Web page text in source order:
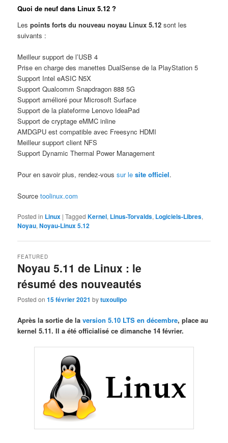
Quoi de neuf dans Linux 5.12 ?
Lespoints forts du nouveau noyau Linux 5.12 sont les
suivants :
Meilleur support de l’USB 4
Prise en charge des manettes DualSense de la PlayStation 5
Support Intel eASIC N5X
Support Qualcomm Snapdragon 888 5G
Support amélioré pour Microsoft Surface
Support de la plateforme Lenovo IdeaPad
Support de cryptage eMMC inline
AMDGPU est compatible avec Freesync HDMI
Meilleur support client NFS
Support Dynamic Thermal Power Management
Pour en savoir plus, rendez-voussur lesite officiel.
Sourcetoolinux.com
Posted in Linux |Tagged Kernel, Linus-Torvalds, Logiciels-Libres,
Noyau,Noyau-Linux 5.12
Noyau 5.11 de Linux : le
résumé des nouveautés
FEATURED
Posted on15 février 2021 bytuxoulipo
Après la sortie de laversion 5.10 LTS en décembre, place au
kernel 5.11. Il a été officialisé ce dimanche 14 février.